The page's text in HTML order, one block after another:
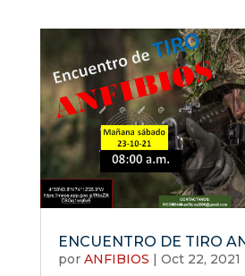
ENCUENTRO DE TIRO
por ANFIBIOS Oct 22, 2021